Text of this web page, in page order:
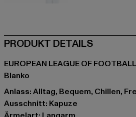
PRODUKT DETAILS
EUROPEAN LEAGUE OF FOOTBALL
Blanko
Anlass: Alltag, Bequem, Chillen,
Ausschnitt: Kapuze